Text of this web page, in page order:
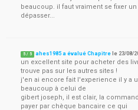
beaucoup. il faut vraiment se fixer
dépasser...
5 / 5 ahes1985 a évalué Chapitre le 23/08/
un excellent site pour acheter des
trouve pas sur les autres sites !
j'en ai encore fait l'experience il y a
beaucoup à celui de
gibert joseph, il est clair, la
payer par chèque bancaire ce qui